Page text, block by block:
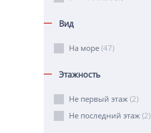
Вид
На море (47)
Этажность
Не первый этаж (2)
Не последний этаж (2)